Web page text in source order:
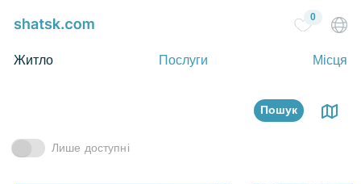
Житло Послуги Місця
0
Пошук
Лише доступні